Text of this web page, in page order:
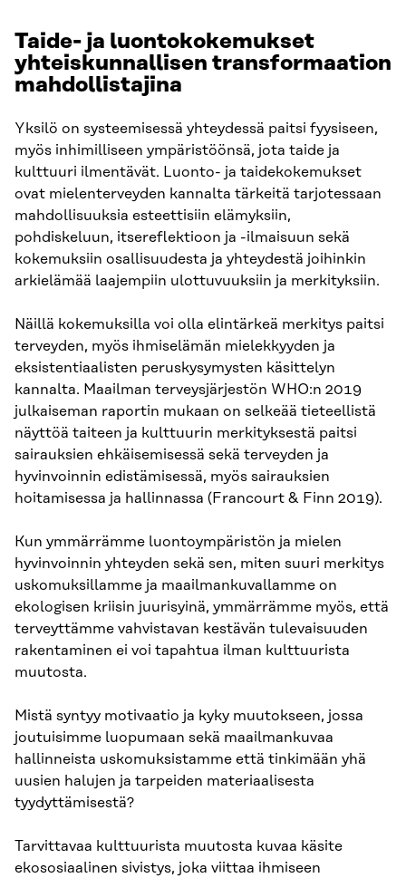
Taide- ja luontokokemukset
yhteiskunnallisen transformaation
mahdollistajina
Yksilö on systeemisessä yhteydessä paitsi fyysiseen,
myös inhimilliseen ympäristöönsä, jota taide ja
kulttuuri ilmentävät. Luonto- ja taidekokemukset
ovat mielenterveyden kannalta tärkeitä tarjotessaan
mahdollisuuksia esteettisiin elämyksiin,
pohdiskeluun, itsereflektioon ja -ilmaisuun sekä
kokemuksiin osallisuudesta ja yhteydestä joihinkin
arkielämää laajempiin ulottuvuuksiin ja merkityksiin.
Näillä kokemuksilla voi olla elintärkeä merkitys paitsi
terveyden, myös ihmiselämän mielekkyyden ja
eksistentiaalisten peruskysymysten käsittelyn
kannalta. Maailman terveysjärjestön WHO:n 2019
julkaiseman raportin mukaan on selkeää tieteellistä
näyttöä taiteen ja kulttuurin merkityksestä paitsi
sairauksien ehkäisemisessä sekä terveyden ja
hyvinvoinnin edistämisessä, myös sairauksien
hoitamisessa ja hallinnassa (Francourt & Finn 2019).
Kun ymmärrämme luontoympäristön ja mielen
hyvinvoinnin yhteyden sekä sen, miten suuri merkitys
uskomuksillamme ja maailmankuvallamme on
ekologisen kriisin juurisyinä, ymmärrämme myös, että
terveyttämme vahvistavan kestävän tulevaisuuden
rakentaminen ei voi tapahtua ilman kulttuurista
muutosta.
Mistä syntyy motivaatio ja kyky muutokseen, jossa
joutuisimme luopumaan sekä maailmankuvaa
hallinneista uskomuksistamme että tinkimään yhä
uusien halujen ja tarpeiden materiaalisesta
tyydyttämisestä?
Tarvittavaa kulttuurista muutosta kuvaa käsite
ekososiaalinen sivistys, joka viittaa ihmiseen